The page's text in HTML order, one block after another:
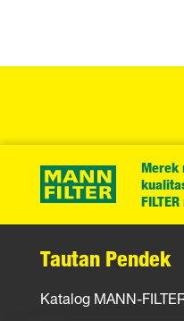
Merek
Tautan Pendek
Katalog MANN-